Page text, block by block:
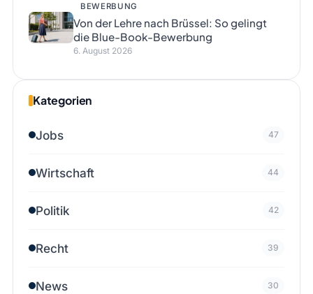
BEWERBUNG
Von der Lehre nach Brüssel: So gelingt
die Blue-Book-Bewerbung
6. August 2026
Kategorien
Jobs 47
Wirtschaft 44
Politik 42
Recht 39
News 30